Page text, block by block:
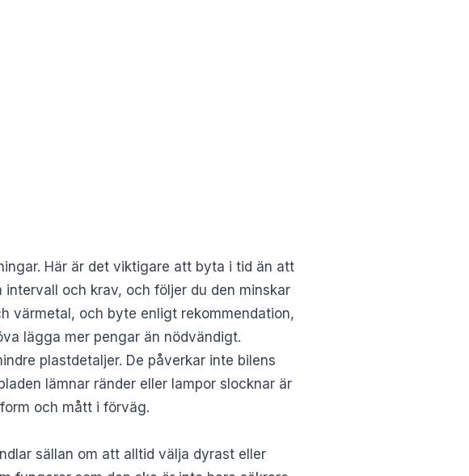
Här är det viktigare att byta i tid än att
och krav, och följer du den minskar
värmetal, och byte enligt rekommendation,
lägga mer pengar än nödvändigt.
plastdetaljer. De påverkar inte bilens
lämnar ränder eller lampor slocknar är
och mått i förväg.
sällan om att alltid välja dyrast eller